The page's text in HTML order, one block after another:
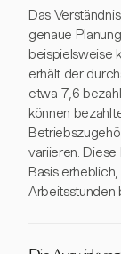
Das
genaue
beispielsweise
erhält der
etwa 7,6
können
variieren.
Basis
Arbeitsstunden